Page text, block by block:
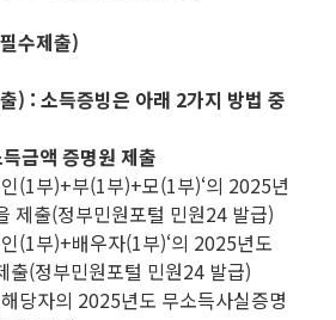
수제출)
) : 소득증빙은 아래 2가지 방법 중
금액 증명원 제출
(1부)+부(1부)+모(1부)‘의 2025년
제출(정부민원포털 민원24 발급)
(1부)+배우자(1부)‘의 2025년도
출(정부민원포털 민원24 발급)
당자의 2025년도 무소득사실증명